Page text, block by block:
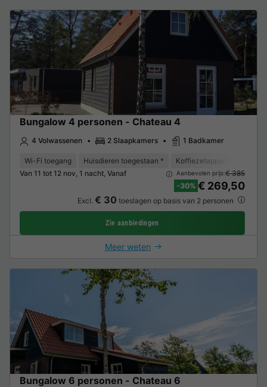
Bungalow 4 personen - Chateau 4
4 Volwassenen 2 Slaapkamers 1 Badkamer
Wi-Fi toegang Huisdieren toegestaan * Koffiezetapparaat
Van 11 tot 12 nov, 1 nacht, Vanaf
Aanbevolen prijs:€ 385
-30% € 269,50
Excl. € 30 toeslagen op basis van 2 personen
Zie aanbiedingen
Meer weten
Bungalow 6 personen - Chateau 6